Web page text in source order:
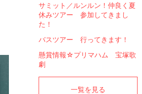
サミット／ルンルン！仲良く夏
休みツアー 参加してきまし
た！
バスツアー 行ってきます！
懸賞情報☆プリマハム 宝塚歌
劇
一覧を見る